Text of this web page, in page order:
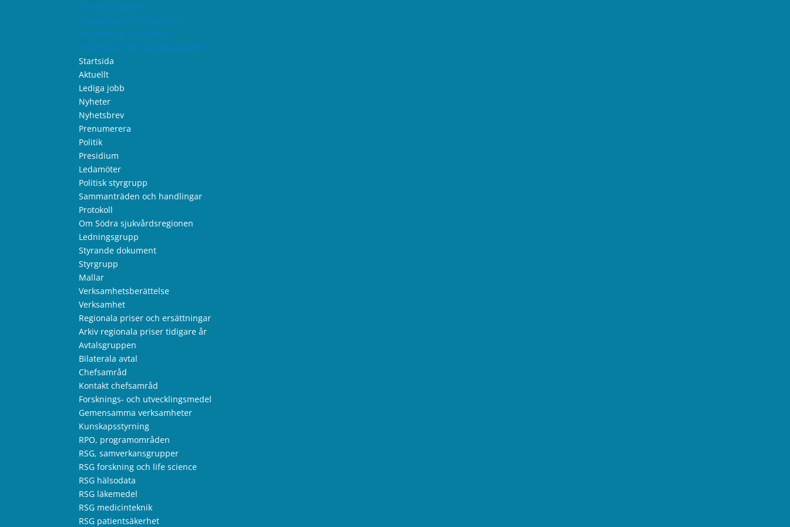
Om webbplatsen
Tillgänglighetsredogörelse
Information om cookies
Information om personuppgifter
Startsida
Aktuellt
Lediga jobb
Nyheter
Nyhetsbrev
Prenumerera
Politik
Presidium
Ledamöter
Politisk styrgrupp
Sammanträden och handlingar
Protokoll
Om Södra sjukvårdsregionen
Ledningsgrupp
Styrande dokument
Styrgrupp
Mallar
Verksamhetsberättelse
Verksamhet
Regionala priser och ersättningar
Arkiv regionala priser tidigare år
Avtalsgruppen
Bilaterala avtal
Chefsamråd
Kontakt chefsamråd
Forsknings- och utvecklingsmedel
Gemensamma verksamheter
Kunskapsstyrning
RPO, programområden
RSG, samverkansgrupper
RSG forskning och life science
RSG hälsodata
RSG läkemedel
RSG medicinteknik
RSG patientsäkerhet